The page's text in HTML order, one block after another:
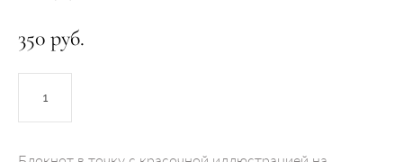
350 pуб.